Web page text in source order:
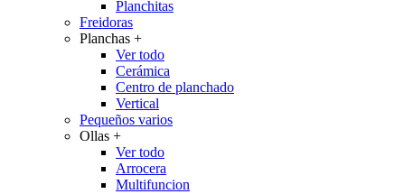
Planchitas
Freidoras
Planchas +
Ver todo
Cerámica
Centro de planchado
Vertical
Pequeños varios
Ollas +
Ver todo
Arrocera
Multifuncion